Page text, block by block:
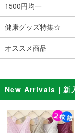
1500円均一
健康グッズ特集☆
オススメ商品
New Arrivals｜新